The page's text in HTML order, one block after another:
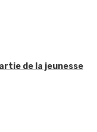
de la jeunesse